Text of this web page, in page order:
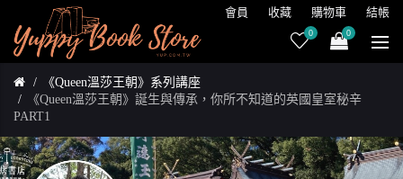
會員 收藏 購物車 結帳
0 0
《Queen溫莎王朝》系列講座
《Queen溫莎王朝》誕生與傳承，你所不知道的英國皇室秘辛
PART1